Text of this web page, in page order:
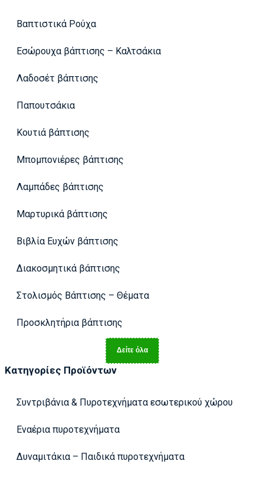
Βαπτιστικά Ρούχα
Εσώρουχα βάπτισης – Καλτσάκια
Λαδοσέτ βάπτισης
Παπουτσάκια
Κουτιά βάπτισης
Μπομπονιέρες βάπτισης
Λαμπάδες βάπτισης
Μαρτυρικά βάπτισης
Βιβλία Ευχών βάπτισης
Διακοσμητικά βάπτισης
Στολισμός Βάπτισης – Θέματα
Προσκλητήρια βάπτισης
Δείτε όλα
Κατηγορίες Προϊόντων
Συντριβάνια & Πυροτεχνήματα εσωτερικού χώρου
Εναέρια πυροτεχνήματα
Δυναμιτάκια – Παιδικά πυροτεχνήματα